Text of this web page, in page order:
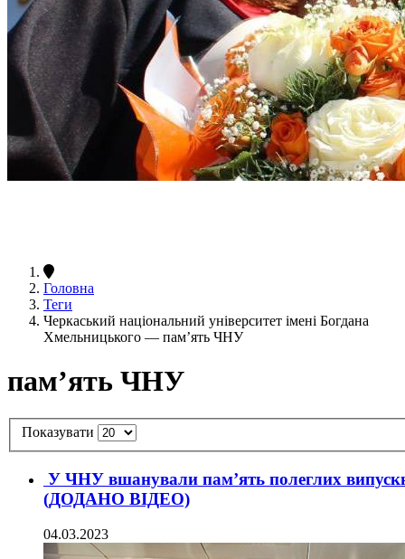
Головна
Теги
Черкаський національний університет імені Богдана
Хмельницького — пам’ять ЧНУ
пам’ять ЧНУ
Показувати
У ЧНУ вшанували пам’ять полеглих
(ДОДАНО ВІДЕО)
04.03.2023